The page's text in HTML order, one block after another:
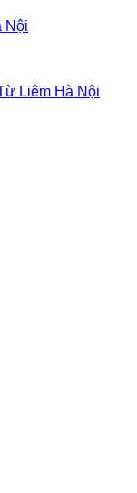
Nội
Liêm Hà Nội